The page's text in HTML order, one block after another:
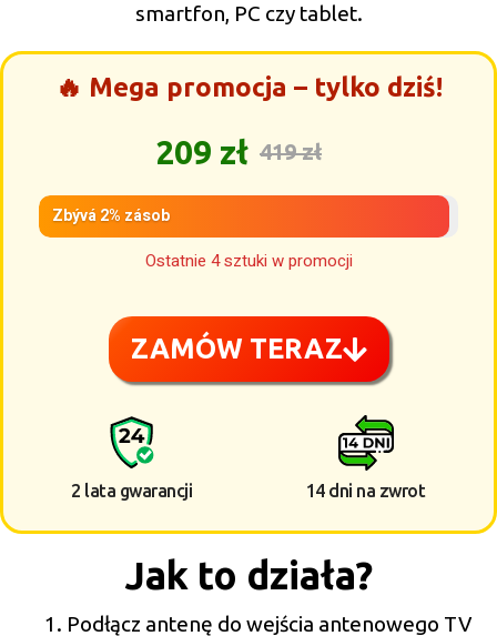
smartfon, PC czy tablet.
🔥 Mega promocja – tylko dziś!
209 zł 419 zł
Zbývá 2% zásob
Ostatnie 4 sztuki w promocji
ZAMÓW TERAZ
2 lata gwarancji 14 dni na zwrot
Jak to działa?
Podłącz antenę do wejścia antenowego TV